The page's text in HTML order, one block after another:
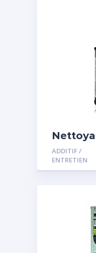
ADDITIF /
ENTRETIEN